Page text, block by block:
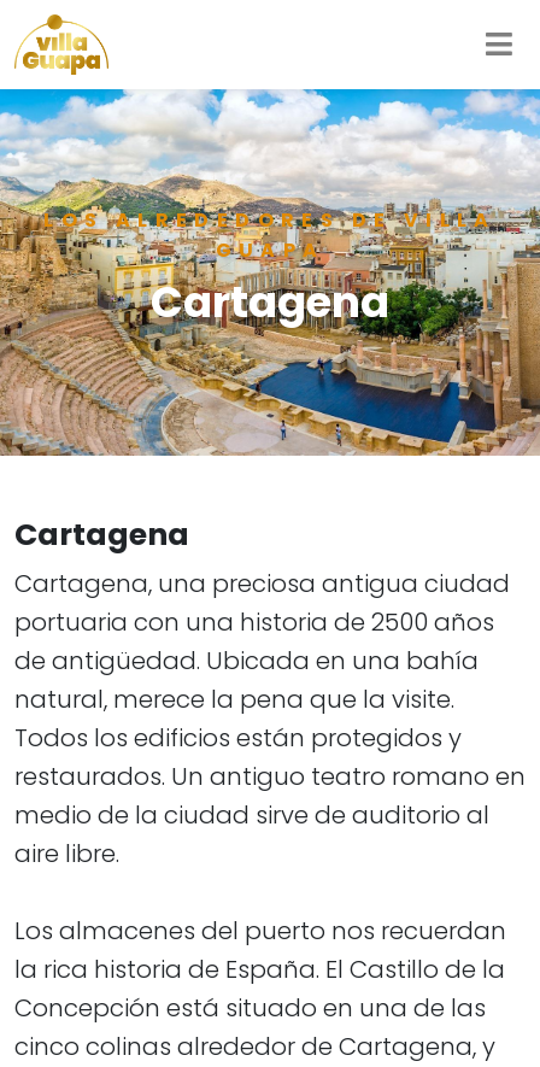
LOS ALREDEDORES DE VILLA
GUAPA
Cartagena
Cartagena
Cartagena, una preciosa antigua ciudad
portuaria con una historia de 2500 años
de antigüedad. Ubicada en una bahía
natural, merece la pena que la visite.
Todos los edificios están protegidos y
restaurados. Un antiguo teatro romano en
medio de la ciudad sirve de auditorio al
aire libre.
Los almacenes del puerto nos recuerdan
la rica historia de España. El Castillo de la
Concepción está situado en una de las
cinco colinas alrededor de Cartagena, y